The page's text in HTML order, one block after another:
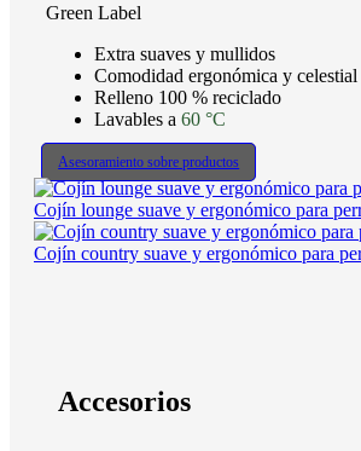
Green Label
Extra suaves y mullidos
Comodidad ergonómica y celestial
Relleno 100 % reciclado
Lavables a 60 °C
Asesoramiento sobre productos
Cojín lounge suave y ergonómico para
Cojín country suave y ergonómico para
Accesorios